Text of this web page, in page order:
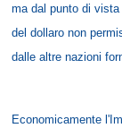
ma dal punto di
del dollaro non
dalle altre nazioni
Economicamente